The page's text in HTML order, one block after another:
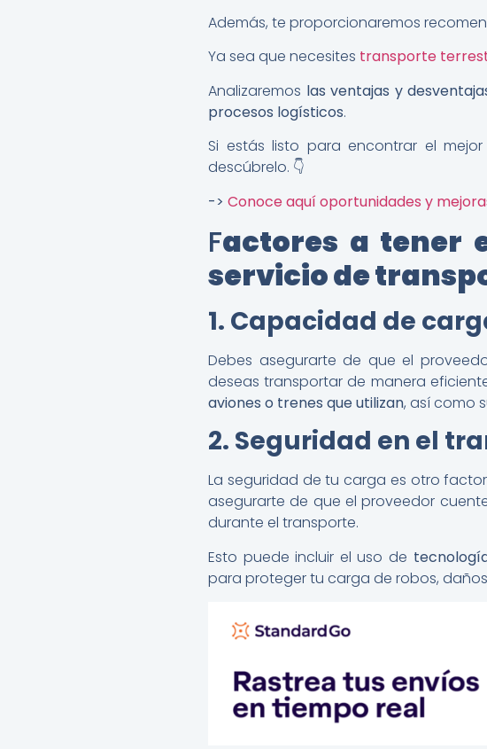
Además, te proporcionaremos
Ya sea que necesites transporte
Analizaremos las ventajas y
procesos logísticos.
Si estás listo para encontrar el
descúbrelo. 👇
-> Conoce aquí oportunidades y
Factores a tener
servicio de
1. Capacidad de
Debes asegurarte de que el
deseas transportar de manera
aviones o trenes que utilizan, así como
2. Seguridad en el
La seguridad de tu carga es otro
asegurarte de que el proveedor
durante el transporte.
Esto puede incluir el uso de
para proteger tu carga de robos,